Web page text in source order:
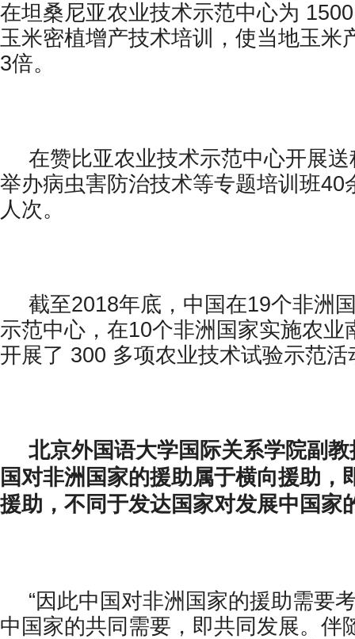
在坦桑尼亚农业技术示范中心为
玉米密植增产技术培训，使当地玉米
3倍。
在赞比亚农业技术示范中心开展
举办病虫害防治技术等专题培训班40
人次。
截至2018年底，中国在19个非洲
示范中心，在10个非洲国家实施农业
开展了 300 多项农业技术试验示范活
北京外国语大学国际关系学院副
国对非洲国家的援助属于横向援助，
援助，不同于发达国家对发展中国家
“因此中国对非洲国家的援助需要
中国家的共同需要，即共同发展。伴